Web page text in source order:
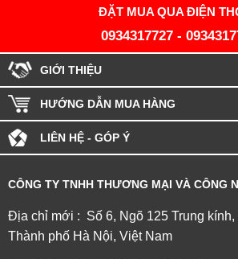
ĐẶT MUA QUA ĐIỆN
0934317727 -
GIỚI THIỆU
HƯỚNG DẪN MUA HÀNG
LIÊN HỆ - GÓP Ý
CÔNG TY TNHH THƯƠNG MẠI VÀ CÔNG
Địa chỉ mới : Số 6, Ngõ 125 Trung
Thành phố Hà Nội, Việt Nam